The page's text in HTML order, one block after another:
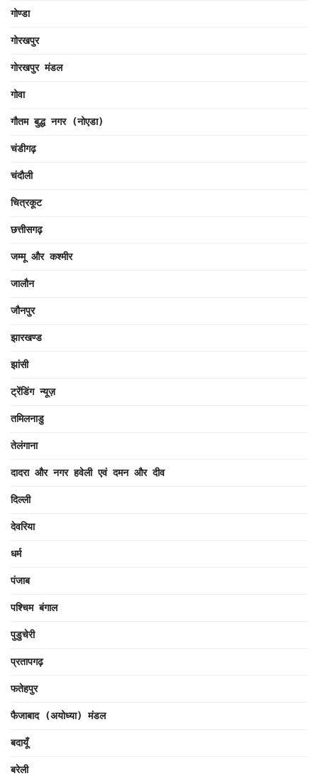
गोण्डा
गोरखपुर
गोरखपुर मंडल
गोवा
गौतम बुद्ध नगर (नोएडा)
चंडीगढ़
चंदौली
चित्रकूट
छत्तीसगढ़
जम्मू और कश्मीर
जालौन
जौनपुर
झारखण्ड
झांसी
ट्रेंडिंग न्यूज़
तमिलनाडु
तेलंगाना
दादरा और नगर हवेली एवं दमन और दीव
दिल्ली
देवरिया
धर्म
पंजाब
पश्चिम बंगाल
पुडुचेरी
प्रतापगढ़
फतेहपुर
फैजाबाद (अयोध्या) मंडल
बदायूँ
बरेली